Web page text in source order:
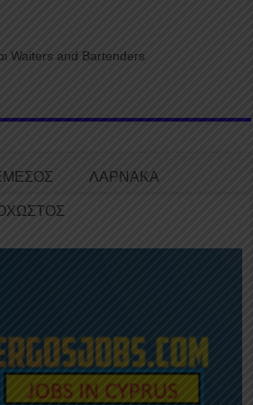
Waiters and Bartenders
ΛΑΡΝΑΚΑ